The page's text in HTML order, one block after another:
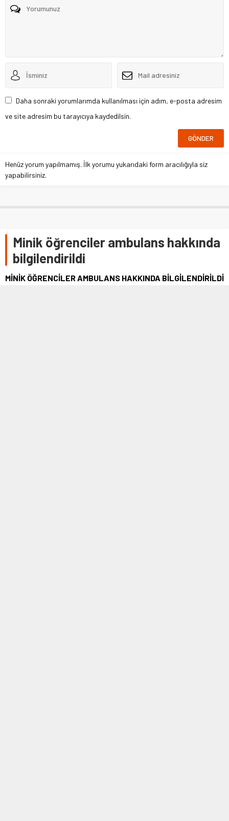
Daha sonraki yorumlarımda kullanılması için adım, e-posta adresim
ve site adresim bu tarayıcıya kaydedilsin.
Henüz yorum yapılmamış. İlk yorumu yukarıdaki form aracılığıyla siz
yapabilirsiniz.
Minik öğrenciler ambulans hakkında
bilgilendirildi
MİNİK ÖĞRENCİLER AMBULANS HAKKINDA BİLGİLENDİRİLDİ